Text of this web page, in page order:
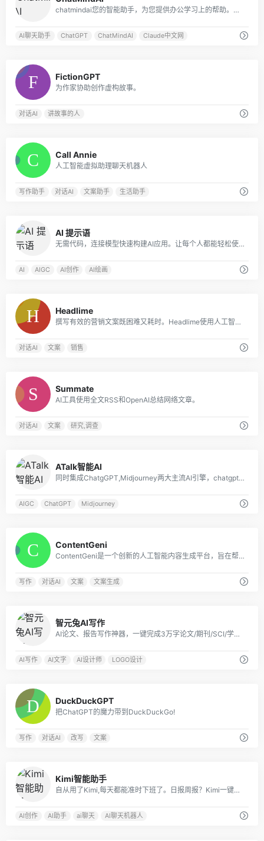
chatmindai您的智能助手，为您提供办公学习上的帮助。我们的AI助手基于GPT大语言模型实现，支持文件输入、语音输入等多模态交互方式，为您解决各种问题。立即尝试，提高60%学习效率！拥有GPT3.5，GPT4.0，Claude，Claude 100k等多种模型，多种角色扮演，更好的UI体验。claude中文网
AI聊天助手 ChatGPT ChatMindAI Claude中文网
FictionGPT
为作家协助创作虚构故事。
对话AI 讲故事的人
Call Annie
人工智能虚拟助理聊天机器人
写作助手 对话AI 文案助手 生活助手
AI 提示语
无需代码，连接模型快速构建AI应用。让每个人都能轻松使用 AI，提高 10 倍生产力。
AI AIGC AI创作 AI绘画
Headlime
撰写有效的营销文案既困难又耗时。Headlime使用人工智能和模板使写作更快、更容易。你将花更少的时间在内容上，而花更多的时间在结果上。
对话AI 文案 销售
Summate
AI工具使用全文RSS和OpenAI总结网络文章。
对话AI 文案 研究,调查
ATalk智能AI
同时集成ChatgGPT,Midjourney两大主流AI引擎，chatgpt响应速度极快，支持数据分析，Echarts图表展示，mijdourney调用官方接口，实时展示绘图效果
AIGC ChatGPT Midjourney
ContentGeni
ContentGeni是一个创新的人工智能内容生成平台，旨在帮助企业大规模创建高质量的内容。
写作 对话AI 文案 文案生成
智元兔AI写作
AI论文、报告写作神器，一键完成3万字论文/期刊/SCI/学术报告
AI写作 AI文字 AI设计师 LOGO设计
DuckDuckGPT
把ChatGPT的魔力带到DuckDuckGo!
写作 对话AI 改写 文案
Kimi智能助手
自从用了Kimi,每天都能准时下班了。日报周报？Kimi一键帮你搞定
AI创作 AI助手 ai聊天 AI聊天机器人